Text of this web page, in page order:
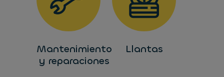
Mantenimiento
y reparaciones
Llantas